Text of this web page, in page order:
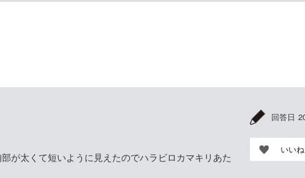
が太くて短いように見えたのでハラビロカマキリあた
回答日
いいね